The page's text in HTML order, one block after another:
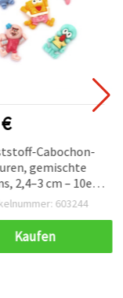
Cabochon-
gemischte
2,4–3 cm – 10er-
Set
603244
Kaufen